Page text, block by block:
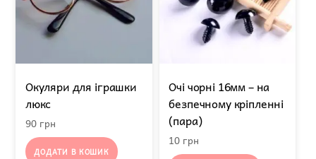
Окуляри для іграшки
люкс
90 грн
ДОДАТИ В КОШИК
Очі чорні 16мм – на
безпечному кріпленні
(пара)
10 грн